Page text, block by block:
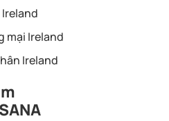
mại Ireland
Ireland